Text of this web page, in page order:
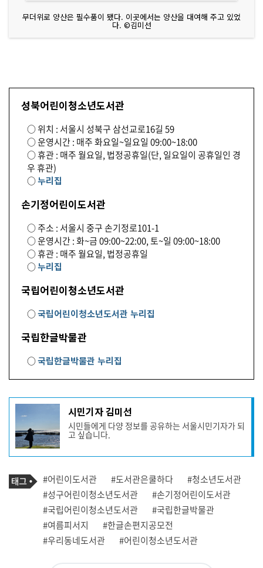
무더위로 양산은 필수품이 됐다. 이곳에서는 양산을 대여해 주고 있었
다. ©김미선
성북어린이청소년도서관
○ 위치 : 서울시 성북구 삼선교로16길 59
○ 운영시간 : 매주 화요일~일요일 09:00~18:00
○ 휴관 : 매주 월요일, 법정공휴일(단, 일요일이 공휴일인 경
우 휴관)
○누리집
손기정어린이도서관
○ 주소 : 서울시 중구 손기정로101-1
○ 운영시간 : 화~금 09:00~22:00, 토~일 09:00~18:00
○ 휴관 : 매주 월요일, 법정공휴일
○누리집
국립어린이청소년도서관
○국립어린이청소년도서관 누리집
국립한글박물관
○국립한글박물관 누리집
기
사
작
성
자
프
필
시민기자 김미선
시민들에게 다양 정보를 공유하는 서울시민기자가 되
고 싶습니다.
기
사
관
련
태
그
태
그
#어린이도서관 #도서관은쿨하다
#청소년도서관
#성구어린이청소년도서관
#손기정어린이도서관
#국립어린이청소년도서관
#국립한글박물관
#여름피서지
#한글손편지공모전
#우리동네도서관
#어린이청소년도서관